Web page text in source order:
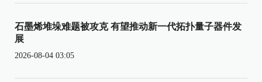
石墨烯堆垛难题被攻克 有望推动新一代拓扑量子器件发
展
2026-08-04 03:05